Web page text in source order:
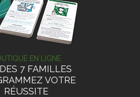
EN LIGNE
7 FAMILLES
VOTRE
RÉUSSITE